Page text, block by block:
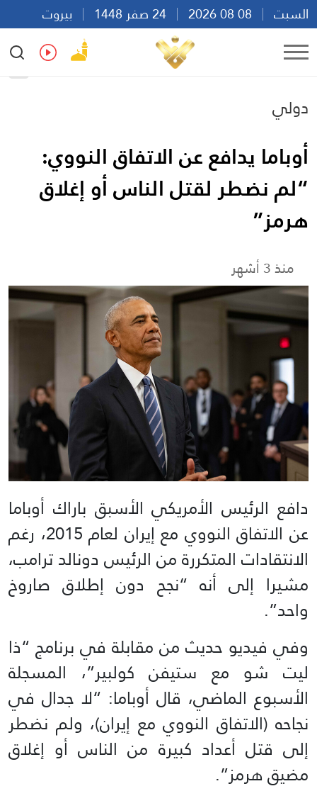
السبت
بيروت
23:18
Ar
دولي
أوباما يدافع عن الاتفاق النووي:
“لم نضطر لقتل الناس أو إغلاق
هرمز”
منذ 3 أشهر
دافع الرئيس الأمريكي الأسبق باراك أوباما
عن الاتفاق النووي مع إيران لعام 2015، رغم
الانتقادات المتكررة من الرئيس دونالد ترامب،
مشيرا إلى أنه “نجح دون إطلاق صاروخ
واحد”.
وفي فيديو حديث من مقابلة في برنامج “ذا
ليت شو مع ستيفن كولبير”، المسجلة
الأسبوع الماضي، قال أوباما: “لا جدال في
نجاحه (الاتفاق النووي مع إيران)، ولم نضطر
إلى قتل أعداد كبيرة من الناس أو إغلاق
مضيق هرمز”.